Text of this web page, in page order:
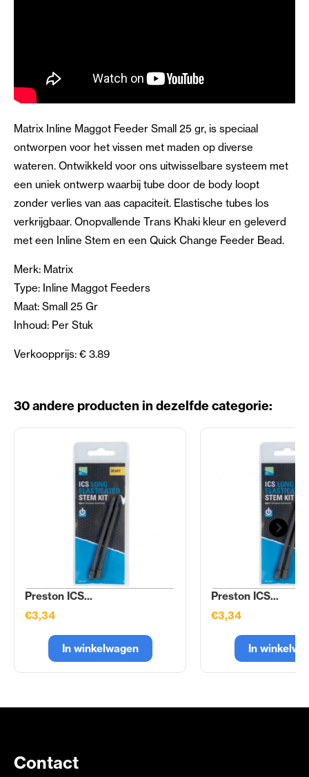
Matrix Inline Maggot Feeder Small 25 gr, is speciaal
ontworpen voor het vissen met maden op diverse
wateren. Ontwikkeld voor ons uitwisselbare systeem met
een uniek ontwerp waarbij tube door de body loopt
zonder verlies van aas capaciteit. Elastische tubes los
verkrijgbaar. Onopvallende Trans Khaki kleur en geleverd
met een Inline Stem en een Quick Change Feeder Bead.
Merk: Matrix
Type: Inline Maggot Feeders
Maat: Small 25 Gr
Inhoud: Per Stuk
Verkoopprijs: € 3.89
30 andere producten in dezelfde categorie:
Preston ICS...
€3,34
In winkelwagen
Preston ICS...
€3,34
In
Contact